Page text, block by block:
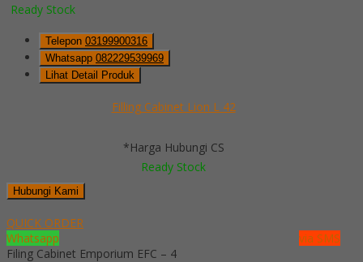
Ready Stock
Telepon 03199900316
Whatsapp 082229539969
Lihat Detail Produk
Filling Cabinet Lion L 42
*Harga Hubungi CS
Ready Stock
Hubungi Kami
QUICK ORDER
Whatsapp
via SMS
Filing Cabinet Emporium EFC – 4